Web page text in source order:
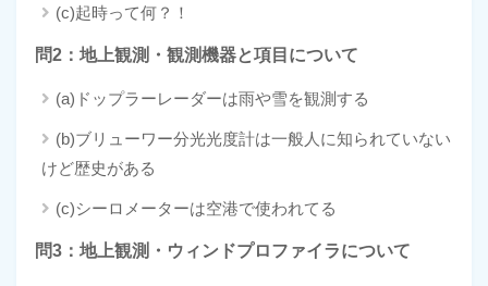
(c)起時って何？！
問2：地上観測・観測機器と項目について
(a)ドップラーレーダーは雨や雪を観測する
(b)ブリューワー分光光度計は一般人に知られていない
けど歴史がある
(c)シーロメーターは空港で使われてる
問3：地上観測・ウィンドプロファイラについて